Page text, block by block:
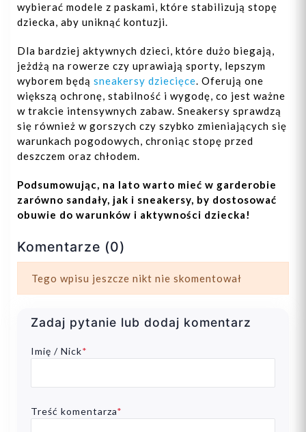
wybierać modele z paskami, które stabilizują stopę
dziecka, aby uniknąć kontuzji.
Dla bardziej aktywnych dzieci, które dużo biegają,
jeżdżą na rowerze czy uprawiają sporty, lepszym
wyborem będą sneakersy dziecięce. Oferują one
większą ochronę, stabilność i wygodę, co jest ważne
w trakcie intensywnych zabaw. Sneakersy sprawdzą
się również w gorszych czy szybko zmieniających się
warunkach pogodowych, chroniąc stopę przed
deszczem oraz chłodem.
Podsumowując, na lato warto mieć w garderobie
zarówno sandały, jak i sneakersy, by dostosować
obuwie do warunków i aktywności dziecka!
Komentarze (0)
Tego wpisu jeszcze nikt nie skomentował
Zadaj pytanie lub dodaj komentarz
Imię / Nick*
Treść komentarza*